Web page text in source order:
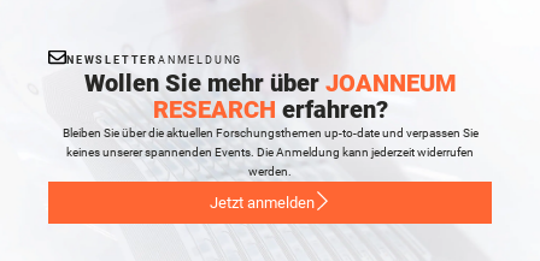
NEWSLETTER ANMELDUNG
Wollen Sie mehr über JOANNEUM
RESEARCH erfahren?
Bleiben Sie über die aktuellen Forschungsthemen up-to-date und verpassen Sie
keines unserer spannenden Events. Die Anmeldung kann jederzeit widerrufen
werden.
Jetzt anmelden